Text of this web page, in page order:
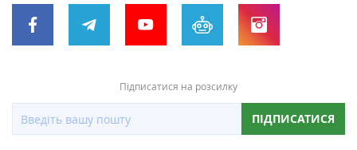
Підписатися на розсилку
ПІДПИСАТИСЯ